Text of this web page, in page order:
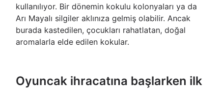
kullanılıyor. Bir dönemin kokulu kolonyaları ya da
Arı Mayalı silgiler aklınıza gelmiş olabilir. Ancak
burada kastedilen, çocukları rahatlatan, doğal
aromalarla elde edilen kokular.
Oyuncak ihracatına başlarken ilk